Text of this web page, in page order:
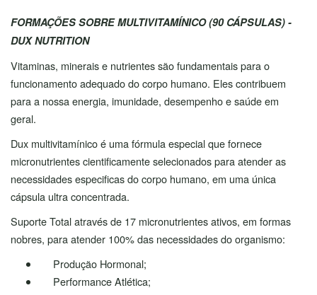
FORMAÇÕES SOBRE MULTIVITAMÍNICO (90 CÁPSULAS) -
DUX NUTRITION
Vitaminas, minerais e nutrientes são fundamentais para o
funcionamento adequado do corpo humano. Eles contribuem
para a nossa energia, imunidade, desempenho e saúde em
geral.
Dux multivitamínico é uma fórmula especial que fornece
micronutrientes cientificamente selecionados para atender as
necessidades especificas do corpo humano, em uma única
cápsula ultra concentrada.
Suporte Total através de 17 micronutrientes ativos, em formas
nobres, para atender 100% das necessidades do organismo:
Produção Hormonal;
Performance Atlética;